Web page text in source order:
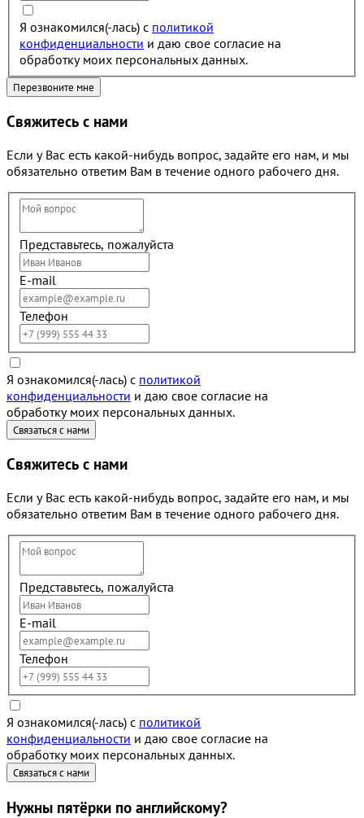
Я ознакомился(-лась) с политикой
конфиденциальности и даю свое согласие на
обработку моих персональных данных.
Свяжитесь с нами
Если у Вас есть какой-нибудь вопрос, задайте его нам, и мы
обязательно ответим Вам в течение одного рабочего дня.
Представьтесь, пожалуйста
E-mail
Телефон
Я ознакомился(-лась) с политикой
конфиденциальности и даю свое согласие на
обработку моих персональных данных.
Свяжитесь с нами
Если у Вас есть какой-нибудь вопрос, задайте его нам, и мы
обязательно ответим Вам в течение одного рабочего дня.
Представьтесь, пожалуйста
E-mail
Телефон
Я ознакомился(-лась) с политикой
конфиденциальности и даю свое согласие на
обработку моих персональных данных.
Нужны пятёрки по английскому?